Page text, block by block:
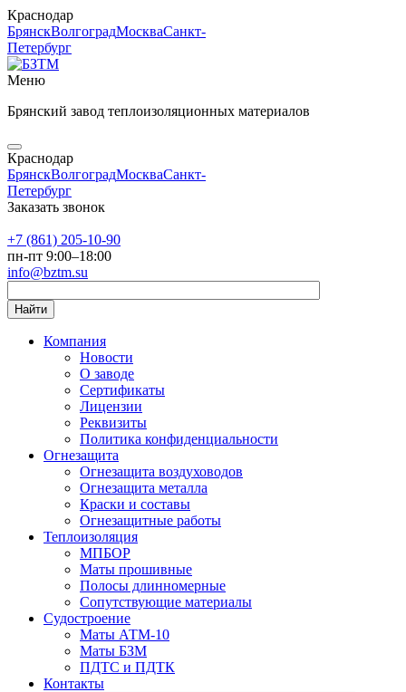
Краснодар
БрянскВолгоградМоскваСанкт-
Петербург
Меню
Брянский завод теплоизоляционных материалов
Краснодар
БрянскВолгоградМоскваСанкт-
Петербург
Заказать звонок
+7 (861) 205-10-90
пн-пт 9:00–18:00
info@bztm.su
Найти
Компания
Новости
О заводе
Сертификаты
Лицензии
Реквизиты
Политика конфиденциальности
Огнезащита
Огнезащита воздуховодов
Огнезащита металла
Краски и составы
Огнезащитные работы
Теплоизоляция
МПБОР
Маты прошивные
Полосы длинномерные
Сопутствующие материалы
Судостроение
Маты АТМ-10
Маты БЗМ
ПДТС и ПДТК
Контакты